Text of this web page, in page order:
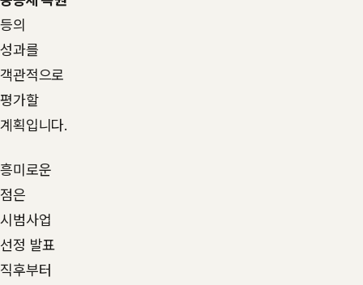
등의
성과를
객관적으로
평가할
계획입니다.
흥미로운
점은
시범사업
선정 발표
직후부터